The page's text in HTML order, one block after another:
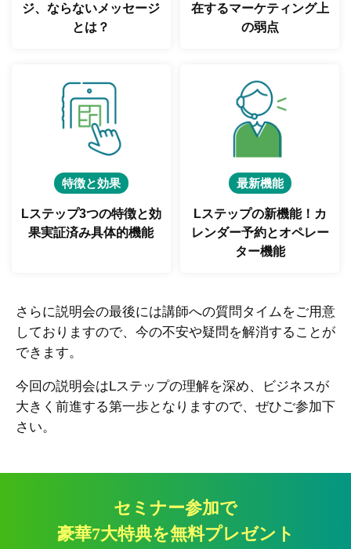
ジ、ならないメッセージ
とは？
在するマーケティング上
の弱点
特徴と効果
Lステップ3つの特徴と効
果実証済み具体的機能
最新機能
Lステップの新機能！ カ
レンダー予約とオペレー
ター機能
さらに説明会の最後には講師への質問タイムをご用意
しておりますので、今の不安や疑問を解消することが
できます。
今回の説明会はLステップの理解を深め、ビジネスが
大きく前進する第一歩となりますので、ぜひご参加下
さい。
セミナー参加で
豪華7大特典を無料プレゼント